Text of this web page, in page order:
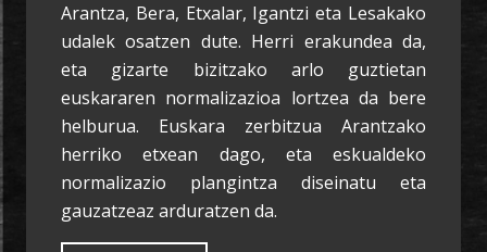
Arantza, Bera, Etxalar, Igantzi eta Lesakako
udalek osatzen dute. Herri erakundea da,
eta gizarte bizitzako arlo guztietan
euskararen normalizazioa lortzea da bere
helburua. Euskara zerbitzua Arantzako
herriko etxean dago, eta eskualdeko
normalizazio plangintza diseinatu eta
gauzatzeaz arduratzen da.